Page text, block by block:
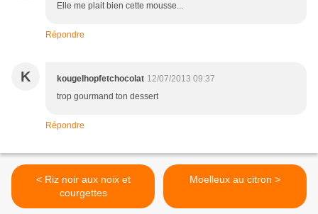
Elle me plait bien cette mousse...
Répondre
K kougelhopfetchocolat 12/07/2013 09:37
trop gourmand ton dessert
Répondre
< Riz noir aux noix et
courgettes
Moelleux au citron >